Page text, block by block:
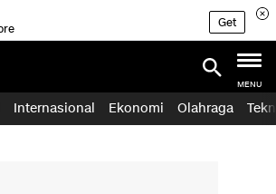
Get
MENU
Internasional Ekonomi Olahraga